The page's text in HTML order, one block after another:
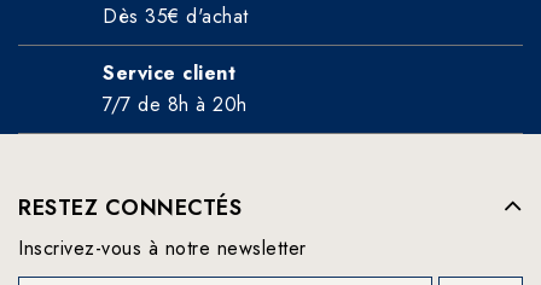
Dès 35€ d'achat
Service client
7/7 de 8h à 20h
RESTEZ CONNECTÉS
Inscrivez-vous à notre newsletter